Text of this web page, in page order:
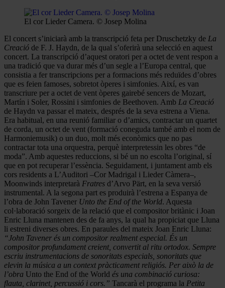
El cor Lieder Camera. © Josep Molina
El concert s’iniciarà amb la transcripció feta per Druschetzky de La
Creació de F. J. Haydn, de la qual s’oferirà una selecció en aquest
concert. La transcripció d’aquest oratori per a octet de vent respon a
una tradició que va durar més d’un segle a l’Europa central, que
consistia a fer transcripcions per a formacions més reduïdes d’obres
que es feien famoses, sobretot òperes i simfonies. Així, es van
transcriure per a octet de vent òperes gairebé sencers de Mozart,
Martín i Soler, Rossini i simfonies de Beethoven. Amb La Creació
de Haydn va passar el mateix, després de la seva estrena a Viena.
Era habitual, en una reunió familiar o d’amics, contractar un quartet
de corda, un octet de vent (formació coneguda també amb el nom de
Harmoniemusik) o un duo, molt més econòmics que no pas
contractar tota una orquestra, perquè interpretessin les obres “de
moda”. Amb aquestes reduccions, si bé un no escolta l’original, sí
que en pot recuperar l’essència. Seguidament, i juntament amb els
cors residents a L’Auditori –Cor Madrigal i Lieder Càmera–,
Moonwinds interpretarà Fratres d’Arvo Pärt, en la seva versió
instrumental. A la segona part es produirà l’estrena a Espanya de
l’obra de John Tavener Unto the End of the World. Aquesta
col·laboració sorgeix de la relació que el compositor britànic i Joan
Enric Lluna mantenen des de fa anys, la qual ha propiciat que Lluna
li estreni diverses obres. En paraules del mateix Joan Enric Lluna:
“John Tavener és un compositor realment especial. És un
compositor profundament creient, convertit al ritu ortodox. Sempre
escriu instrumentacions de sonoritats especials, sonoritats que
elevin la música a un context pràcticament religiós. Per això la de
l’obra Unto the End of the World és una combinació curiosa:
flauta, clarinet, percussió i cors.” Tancarà el programa la Petita